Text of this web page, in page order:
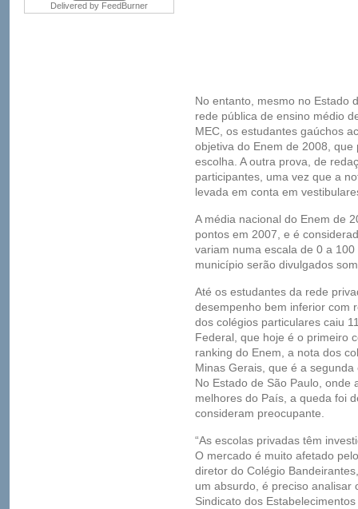
Delivered by FeedBurner
No entanto, mesmo no Estado
rede pública de ensino médio
MEC, os estudantes gaúchos
objetiva do Enem de 2008,
escolha. A outra prova, de
participantes, uma vez que a
levada em conta em
A média nacional do Enem de
pontos em 2007, e é
variam numa escala de 0 a
município serão divulgados
Até os estudantes da rede
desempenho bem inferior com
dos colégios particulares caiu
Federal, que hoje é o primeiro
ranking do Enem, a nota dos
Minas Gerais, que é a
No Estado de São Paulo, onde
melhores do País, a queda foi
consideram preocupante.
“As escolas privadas têm
O mercado é muito afetado
diretor do Colégio
um absurdo, é preciso analisar
Sindicato dos